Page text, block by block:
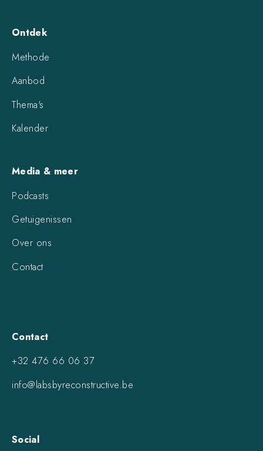
Ontdek
Methode
Aanbod
Thema's
Kalender
Media & meer
Podcasts
Getuigenissen
Over ons
Contact
Contact
+32 476 66 06 37
info@labsbyreconstructive.be
Social